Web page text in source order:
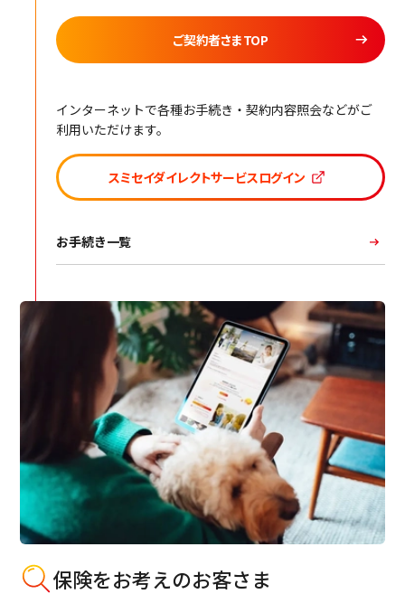
ご契約者さまTOP
インターネットで各種お手続き・契約内容照会などがご
利用いただけます。
スミセイダイレクトサービスログイン
お手続き一覧
保険をお考えのお客さま